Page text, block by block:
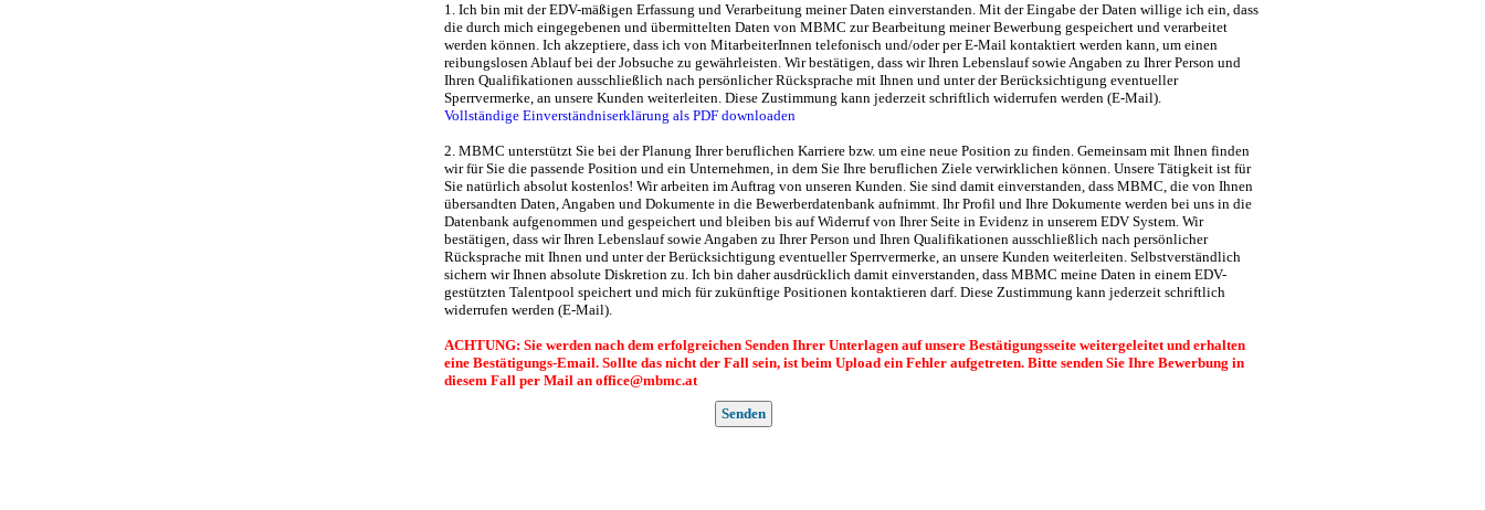
1. Ich bin mit der EDV-mäßigen Erfassung und Verarbeitung meiner Daten einverstanden. Mit der Eingabe der Daten willige ich ein, dass
die durch mich eingegebenen und übermittelten Daten von MBMC zur Bearbeitung meiner Bewerbung gespeichert und verarbeitet
werden können. Ich akzeptiere, dass ich von MitarbeiterInnen telefonisch und/oder per E-Mail kontaktiert werden kann, um einen
reibungslosen Ablauf bei der Jobsuche zu gewährleisten. Wir bestätigen, dass wir Ihren Lebenslauf sowie Angaben zu Ihrer Person und
Ihren Qualifikationen ausschließlich nach persönlicher Rücksprache mit Ihnen und unter der Berücksichtigung eventueller
Sperrvermerke, an unsere Kunden weiterleiten. Diese Zustimmung kann jederzeit schriftlich widerrufen werden (E-Mail).
Vollständige Einverständniserklärung als PDF downloaden
2. MBMC unterstützt Sie bei der Planung Ihrer beruflichen Karriere bzw. um eine neue Position zu finden. Gemeinsam mit Ihnen finden
wir für Sie die passende Position und ein Unternehmen, in dem Sie Ihre beruflichen Ziele verwirklichen können. Unsere Tätigkeit ist für
Sie natürlich absolut kostenlos! Wir arbeiten im Auftrag von unseren Kunden. Sie sind damit einverstanden, dass MBMC, die von Ihnen
übersandten Daten, Angaben und Dokumente in die Bewerberdatenbank aufnimmt. Ihr Profil und Ihre Dokumente werden bei uns in die
Datenbank aufgenommen und gespeichert und bleiben bis auf Widerruf von Ihrer Seite in Evidenz in unserem EDV System. Wir
bestätigen, dass wir Ihren Lebenslauf sowie Angaben zu Ihrer Person und Ihren Qualifikationen ausschließlich nach persönlicher
Rücksprache mit Ihnen und unter der Berücksichtigung eventueller Sperrvermerke, an unsere Kunden weiterleiten. Selbstverständlich
sichern wir Ihnen absolute Diskretion zu. Ich bin daher ausdrücklich damit einverstanden, dass MBMC meine Daten in einem EDV-
gestützten Talentpool speichert und mich für zukünftige Positionen kontaktieren darf. Diese Zustimmung kann jederzeit schriftlich
widerrufen werden (E-Mail).
ACHTUNG: Sie werden nach dem erfolgreichen Senden Ihrer Unterlagen auf unsere Bestätigungsseite weitergeleitet und erhalten
eine Bestätigungs-Email. Sollte das nicht der Fall sein, ist beim Upload ein Fehler aufgetreten. Bitte senden Sie Ihre Bewerbung in
diesem Fall per Mail an office@mbmc.at
Senden